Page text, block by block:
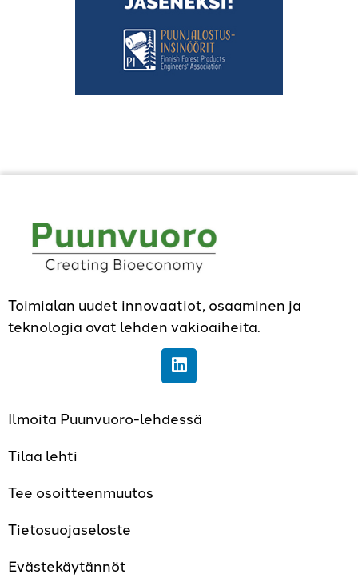
Toimialan uudet innovaatiot, osaaminen ja
teknologia ovat lehden vakioaiheita.
Ilmoita Puunvuoro-lehdessä
Tilaa lehti
Tee osoitteenmuutos
Tietosuojaseloste
Evästekäytännöt